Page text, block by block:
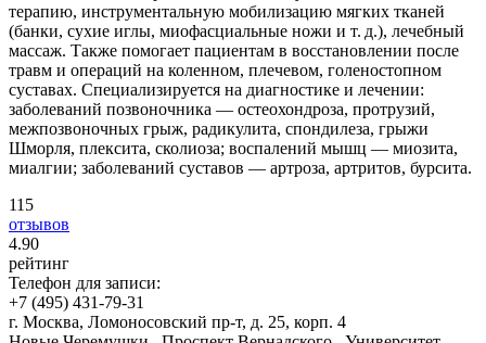
терапию, инструментальную мобилизацию мягких тканей
(банки, сухие иглы, миофасциальные ножи и т. д.), лечебный
массаж. Также помогает пациентам в восстановлении после
травм и операций на коленном, плечевом, голеностопном
суставах. Cпециализируется на диагностике и лечении:
заболеваний позвоночника — остеохондроза, протрузий,
межпозвоночных грыж, радикулита, спондилеза, грыжи
Шморля, плексита, сколиоза; воспалений мышц — миозита,
миалгии; заболеваний суставов — артроза, артритов, бурсита.
115
отзывов
4.90
рейтинг
Телефон для записи:
+7 (495) 431-79-31
г. Москва, Ломоносовский пр-т, д. 25, корп. 4